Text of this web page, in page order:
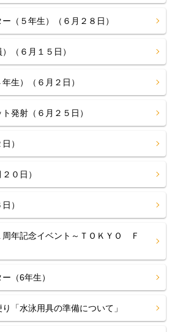
（５年生）（６月２８日）
（６月１５日）
生）（６月２日）
発射（６月２５日）
）
０日）
）
周年記念イベント～ＴＯＫＹＯ Ｆ
（6年生）
「水泳用具の準備について」